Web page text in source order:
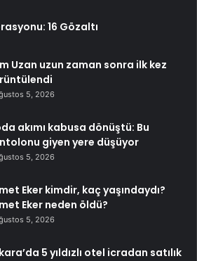
16 Gözaltı
Uzan uzun zaman sonra ilk kez
5, 2026
akımı kabusa dönüştü: Bu
giyen yere düşüyor
5, 2026
Eker kimdir, kaç yaşındaydı?
Eker neden öldü?
5, 2026
5 yıldızlı otel icradan satılık